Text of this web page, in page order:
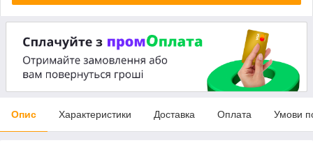
Опис Характеристики Доставка Оплата Умови